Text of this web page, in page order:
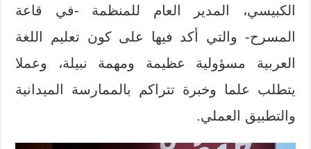
الكبيسي، المدير العام للمنظمة -في قاعة
المسرح- والتي أكد فيها على كون تعليم اللغة
العربية مسؤولية عظيمة ومهمة نبيلة، وعملا
يتطلب علما وخبرة تتراكم بالممارسة الميدانية
والتطبيق العملي.